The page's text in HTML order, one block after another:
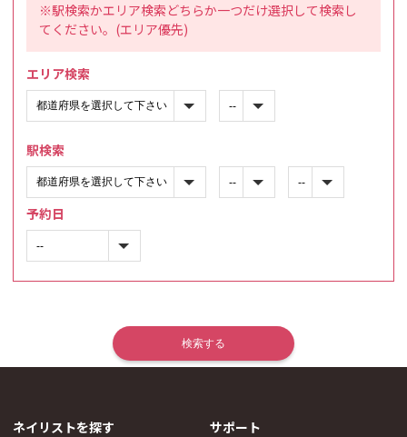
※駅検索かエリア検索どちらか一つだけ選択して検索し
てください。(エリア優先)
エリア検索
駅検索
予約日
ネイリストを探す サポート